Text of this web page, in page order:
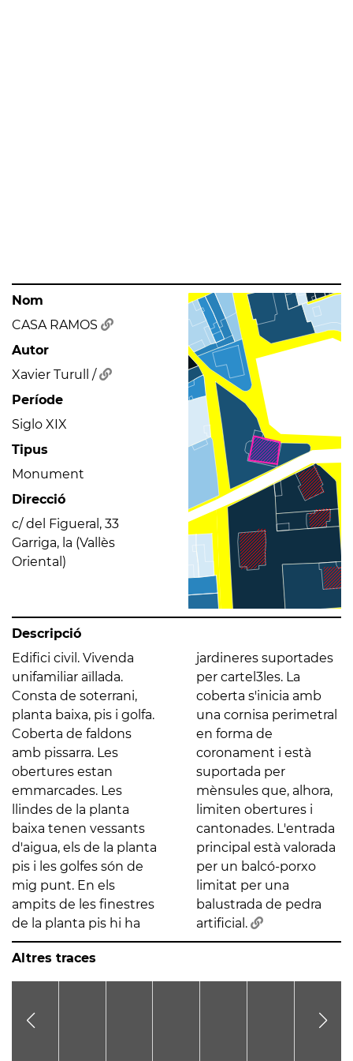
Nom
CASA RAMOS
Autor
Xavier Turull /
Període
Siglo XIX
Tipus
Monument
Direcció
c/ del Figueral, 33
Garriga, la (Vallès
Oriental)
Descripció
Edifici civil. Vivenda
unifamiliar aïllada.
Consta de soterrani,
planta baixa, pis i golfa.
Coberta de faldons
amb pissarra. Les
obertures estan
emmarcades. Les
llindes de la planta
baixa tenen vessants
d'aigua, els de la planta
pis i les golfes són de
mig punt. En els
ampits de les finestres
de la planta pis hi ha
jardineres suportades
per cartel3les. La
coberta s'inicia amb
una cornisa perimetral
en forma de
coronament i està
suportada per
mènsules que, alhora,
limiten obertures i
cantonades. L'entrada
principal està valorada
per un balcó-porxo
limitat per una
balustrada de pedra
artificial.
Altres traces